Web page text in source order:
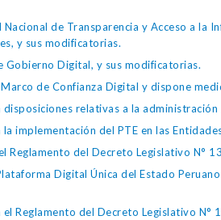
de Transparencia y Acceso a la
y sus modificatorias.
Gobierno Digital, y sus modificatorias.
de Confianza Digital y dispone
relativas a la
implementación del PTE en las
Reglamento del Decreto Legislativo N°
Digital Única del Estado
Reglamento del Decreto Legislativo N°